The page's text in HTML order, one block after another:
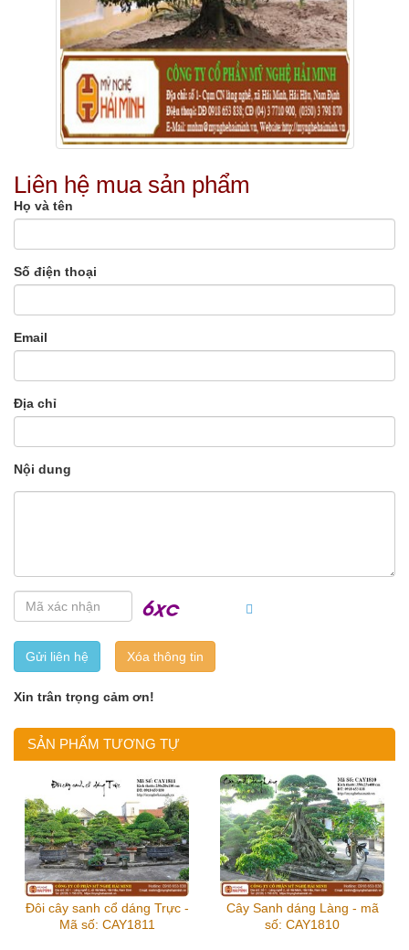
Liên hệ mua sản phẩm
Họ và tên
Số điện thoại
Email
Địa chỉ
Nội dung
Gửi liên hệ
Xin trân trọng cảm ơn!
SẢN PHẨM TƯƠNG TỰ
Đôi cây sanh cổ dáng Trực -
Mã số: CAY1811
Cây Sanh dáng Làng - mã
số: CAY1810